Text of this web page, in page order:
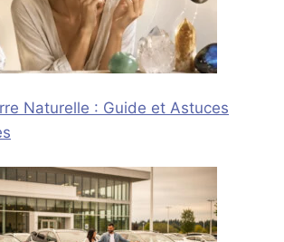
Naturelle : Guide et Astuces